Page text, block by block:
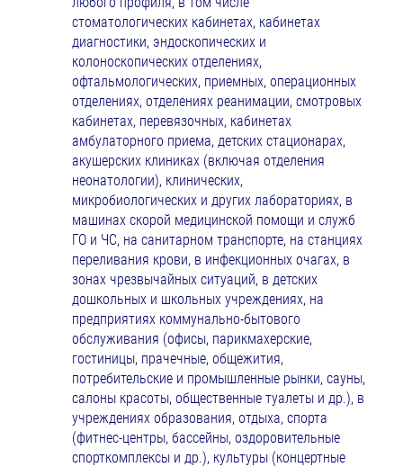
стоматологических кабинетах, кабинетах
диагностики, эндоскопических и
колоноскопических отделениях,
офтальмологических, приемных, операционных
отделениях, отделениях реанимации, смотровых
кабинетах, перевязочных, кабинетах
амбулаторного приема, детских стационарах,
акушерских клиниках (включая отделения
неонатологии), клинических,
микробиологических и других лабораториях, в
машинах скорой медицинской помощи и служб
ГО и ЧС, на санитарном транспорте, на станциях
переливания крови, в инфекционных очагах, в
зонах чрезвычайных ситуаций, в детских
дошкольных и школьных учреждениях, на
предприятиях коммунально-бытового
обслуживания (офисы, парикмахерские,
гостиницы, прачечные, общежития,
потребительские и промышленные рынки, сауны,
салоны красоты, общественные туалеты и др.), в
учреждениях образования, отдыха, спорта
(фитнес-центры, бассейны, оздоровительные
спорткомплексы и др.), культуры (концертные